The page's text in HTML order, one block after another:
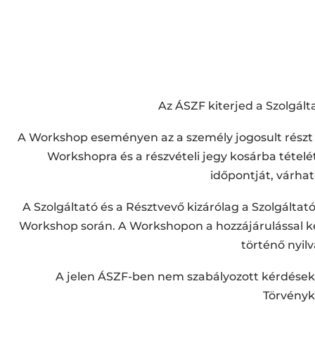
Az ÁSZF kiterjed a
A Workshop eseményen az a személy jogosult
Workshopra és a részvételi jegy kosárba
időpontját,
A Szolgáltató és a Résztvevő kizárólag a
Workshop során. A Workshopon a
történő
A jelen ÁSZF-ben nem szabályozott